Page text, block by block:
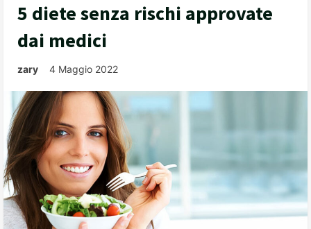
5 diete senza rischi approvate
dai medici
zary 4 Maggio 2022